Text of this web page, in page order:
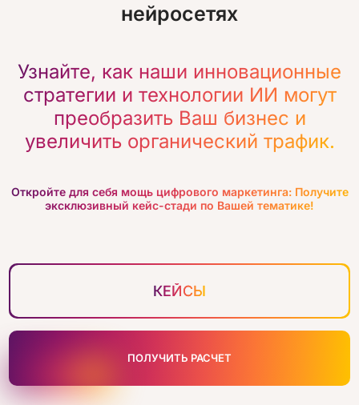
нейросетях
Узнайте, как наши инновационные
стратегии и технологии ИИ могут
преобразить Ваш бизнес и
увеличить органический трафик.
Откройте для себя мощь цифрового маркетинга: Получите
эксклюзивный кейс-стади по Вашей тематике!
ПОЛУЧИТЬ РАСЧЕТ
КЕЙСЫ